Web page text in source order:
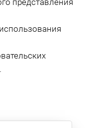
представления